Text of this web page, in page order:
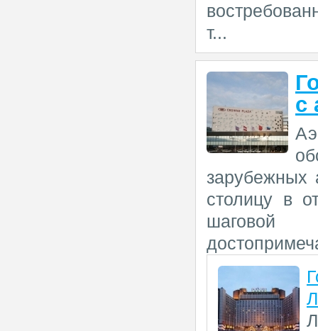
т...
с
зарубежных
столицу в